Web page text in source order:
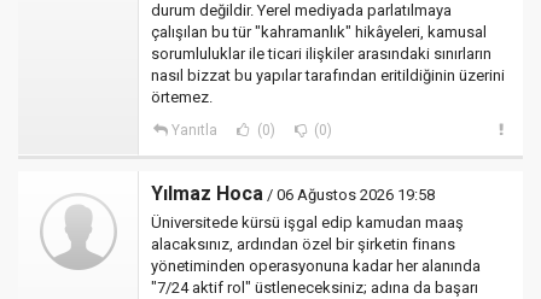
durum değildir. Yerel mediyada parlatılmaya
çalışılan bu tür "kahramanlık" hikâyeleri, kamusal
sorumluluklar ile ticari ilişkiler arasındaki sınırların
nasıl bizzat bu yapılar tarafından eritildiğinin üzerini
örtemez.
Yanıtla (0) (0)
Yılmaz Hoca / 06 Ağustos 2026 19:58
Üniversitede kürsü işgal edip kamudan maaş
alacaksınız, ardından özel bir şirketin finans
yönetiminden operasyonuna kadar her alanında
"7/24 aktif rol" üstleneceksiniz; adına da başarı